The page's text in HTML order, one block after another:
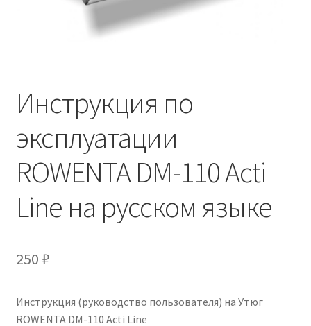
Инструкция по
эксплуатации
ROWENTA DM-110 Acti
Line на русском языке
250 ₽
Инструкция (руководство пользователя) на Утюг
ROWENTA DM-110 Acti Line